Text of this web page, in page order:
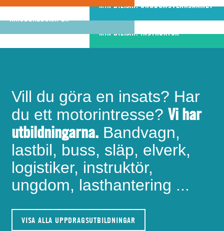
MIN BILKÅR: UNGDOMSVERKSAMHET
MIN BILKÅR: CIVILA
KRISBEREDSKAPEN
riktigt bra
bandvagnsförare
MIN BILKÅR: INSTRUKTÖR
Vill du göra en insats? Har
du ett motorintresse? Vi har
utbildningarna. Bandvagn,
lastbil, buss, släp, elverk,
logistiker, instruktör,
ungdom, lasthantering ...
VISA ALLA UPPDRAGSUTBILDNINGAR